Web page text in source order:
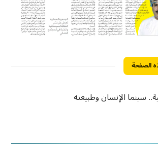
الصفحة
سينما الإنسان وطبيعته